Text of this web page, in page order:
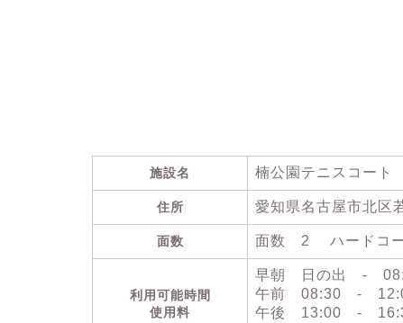
施設名 楠公園テニスコート
住所 愛知県名古屋市北区
面数 面数 2 ハードコー
利用可能時間
使用料
早朝 日の出 -
午前 08:30 -
午後 13:00 -